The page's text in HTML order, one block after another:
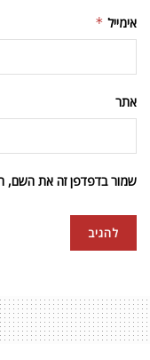
אימייל *
אתר
שמור בדפדפן זה את השם,